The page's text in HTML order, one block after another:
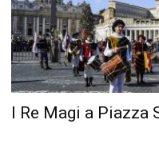
I Re Magi a Piazza